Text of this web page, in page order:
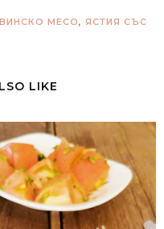
МЕСО, ЯСТИЯ СЪС
LIKE